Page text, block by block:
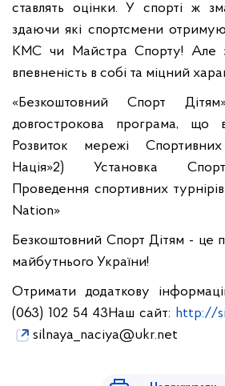
ставлять оцінки. У спорті ж
здаючи які спортсмени
КМС чи Майстра Спорту! Але
впевненість в собі та міцний
«Безкоштовний Спорт
довгострокова програма, що
Розвиток мережі
Нація»2) Установка Спорт
Проведення спортивних
Nation»
Безкоштовний Спорт Дітям - це
майбутнього України!
Отримати додаткову
(063) 102 54 43Наш сайт: http://
silnaya_naciya@ukr.net